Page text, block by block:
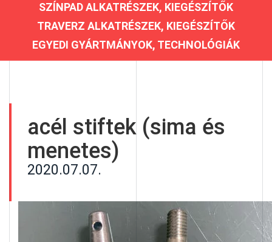
SZÍNPAD ALKATRÉSZEK, KIEGÉSZÍTŐK
TRAVERZ ALKATRÉSZEK, KIEGÉSZÍTŐK
EGYEDI GYÁRTMÁNYOK, TECHNOLÓGIÁK
acél stiftek (sima és
menetes)
2020.07.07.